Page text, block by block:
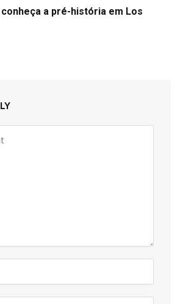
a pré-história em Los